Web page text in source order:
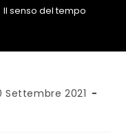
Il senso del tempo
Settembre 2021